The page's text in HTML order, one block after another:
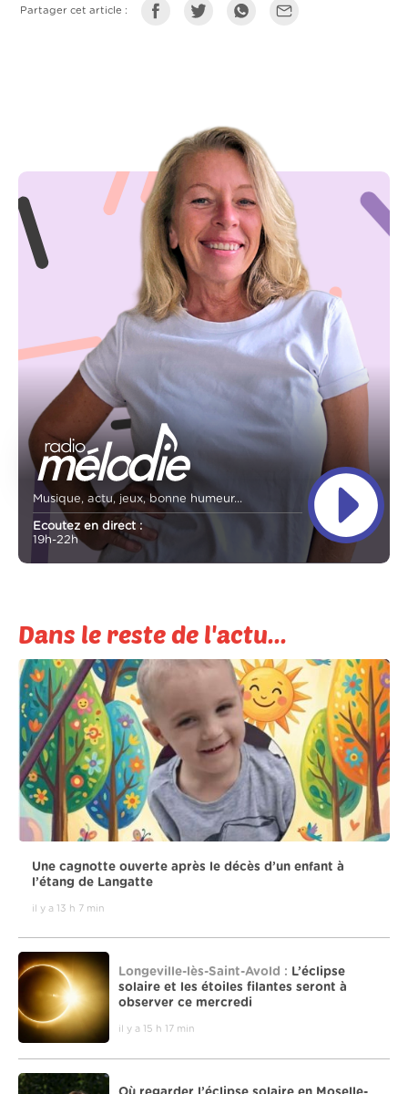
Partager cet article :
Musique, actu, jeux, bonne humeur...
Ecoutez en direct :
19h-22h
Dans le reste de l'actu...
Une cagnotte ouverte après le décès d’un enfant à
l’étang de Langatte
il y a 13 h 7 min
Longeville-lès-Saint-Avold : L’éclipse
solaire et les étoiles filantes seront à
observer ce mercredi
il y a 15 h 17 min